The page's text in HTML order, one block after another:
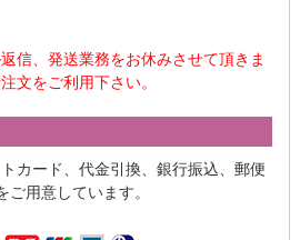
信、発送業務をお休みさせて頂きま
文をご利用下さい。
カード、代金引換、銀行振込、郵便
ご用意しています。